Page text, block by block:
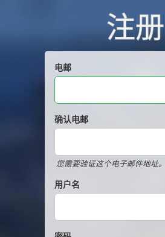
注册
电邮
确认电邮
您需要验证这个电子邮件地址。
用户名